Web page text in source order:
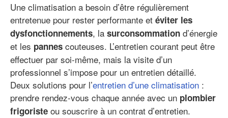
Une climatisation a besoin d’être régulièrement
entretenue pour rester performante et éviter les
dysfonctionnements, la surconsommation d’énergie
et les pannes couteuses. L’entretien courant peut être
effectuer par soi-même, mais la visite d’un
professionnel s’impose pour un entretien détaillé.
Deux solutions pour l’entretien d’une climatisation :
prendre rendez-vous chaque année avec un plombier
frigoriste ou souscrire à un contrat d’entretien.